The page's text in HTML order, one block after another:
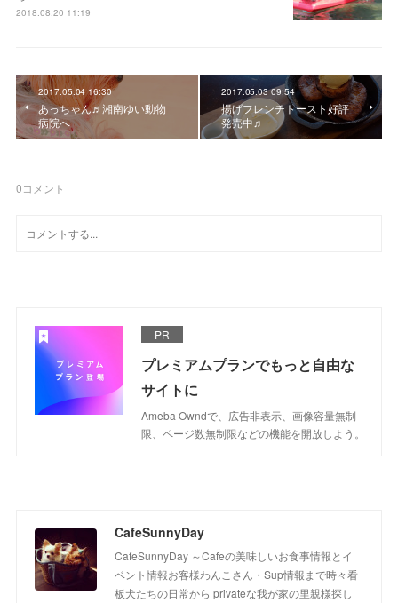
2018.08.20 11:19
2017.05.04 16:30
あっちゃん♬湘南ゆい動物
病院へ
2017.05.03 09:54
揚げフレンチトースト好評
発売中♬
0コメント
PR
プレミアムプランでもっと自由な
サイトに
Ameba Owndで、広告非表示、画像容量無制
限、ページ数無制限などの機能を開放しよう。
CafeSunnyDay
CafeSunnyDay ～Cafeの美味しいお食事情報とイ
ベント情報お客様わんこさん・Sup情報まで時々看
板犬たちの日常から privateな我が家の里親様探し